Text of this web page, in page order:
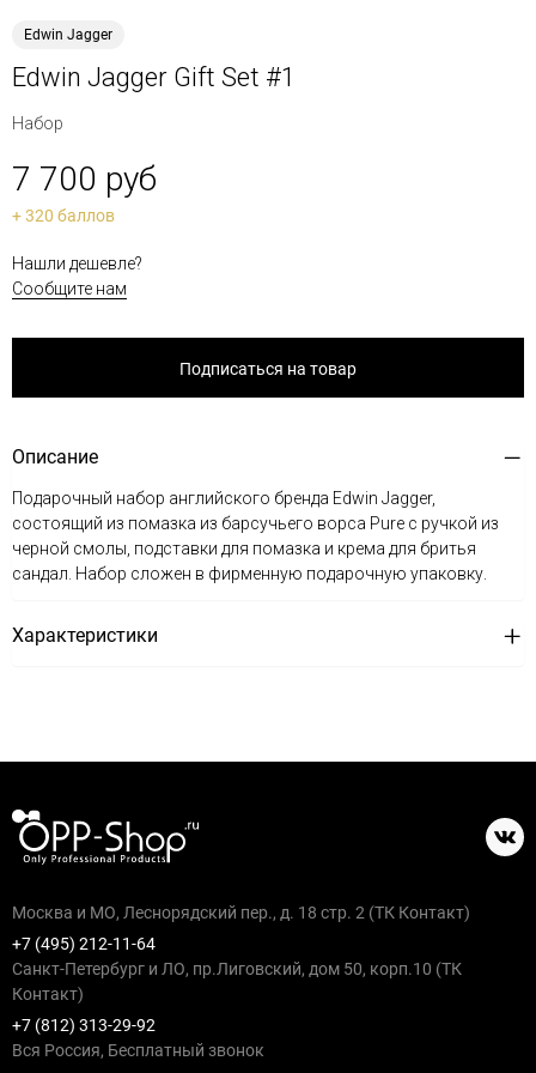
Edwin Jagger
Edwin Jagger Gift Set #1
Набор
7 700 руб
+ 320 баллов
Нашли дешевле?
Сообщите нам
Подписаться на товар
Описание
Подарочный набор английского бренда Edwin Jagger,
состоящий из помазка из барсучьего ворса Pure с ручкой из
черной смолы, подставки для помазка и крема для бритья
сандал. Набор сложен в фирменную подарочную упаковку.
Характеристики
Москва и МО, Леснорядский пер., д. 18 стр. 2 (ТК Контакт)
+7 (495) 212-11-64
Санкт-Петербург и ЛО, пр.Лиговский, дом 50, корп.10 (ТК
Контакт)
+7 (812) 313-29-92
Вся Россия, Бесплатный звонок